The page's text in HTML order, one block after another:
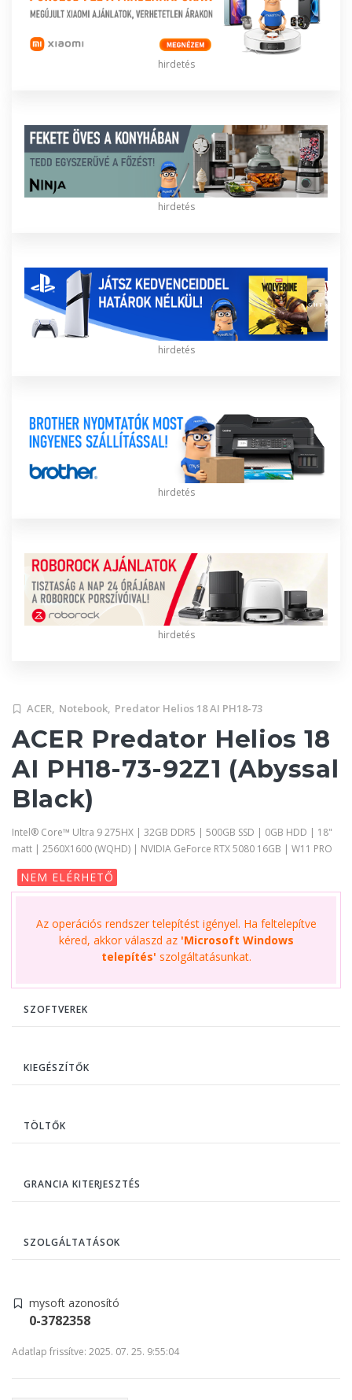
hirdetés
hirdetés
hirdetés
hirdetés
hirdetés
ACER, Notebook, Predator Helios 18 AI PH18-73
ACER Predator Helios 18
AI PH18-73-92Z1 (Abyssal
Black)
Intel® Core™ Ultra 9 275HX | 32GB DDR5 | 500GB SSD | 0GB HDD | 18"
matt | 2560X1600 (WQHD) | NVIDIA GeForce RTX 5080 16GB | W11 PRO
NEM ELÉRHETŐ
Az operációs rendszer telepítést igényel. Ha feltelepítve
kéred, akkor válaszd az 'Microsoft Windows
telepítés' szolgáltatásunkat.
SZOFTVEREK
KIEGÉSZÍTŐK
TÖLTŐK
GRANCIA KITERJESZTÉS
SZOLGÁLTATÁSOK
mysoft azonosító
0-3782358
Adatlap frissítve: 2025. 07. 25. 9:55:04